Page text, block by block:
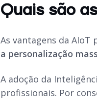
Quais são
As vantagens da AIoT
a personalização
A adoção da
profissionais. Por